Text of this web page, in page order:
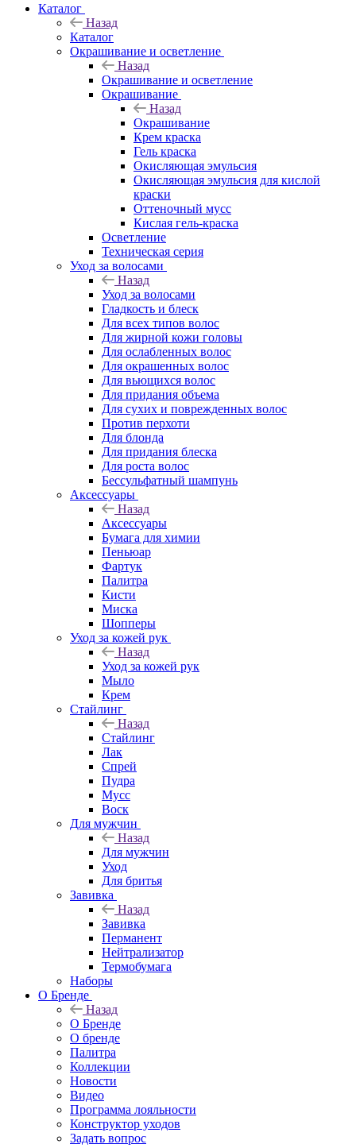
Каталог
Назад
Каталог
Окрашивание и осветление
Назад
Окрашивание и осветление
Окрашивание
Назад
Окрашивание
Крем краска
Гель краска
Окисляющая эмульсия
Окисляющая эмульсия для кислой
краски
Оттеночный мусс
Кислая гель-краска
Осветление
Техническая серия
Уход за волосами
Назад
Уход за волосами
Гладкость и блеск
Для всех типов волос
Для жирной кожи головы
Для ослабленных волос
Для окрашенных волос
Для вьющихся волос
Для придания объема
Для сухих и поврежденных волос
Против перхоти
Для блонда
Для придания блеска
Для роста волос
Бессульфатный шампунь
Аксессуары
Назад
Аксессуары
Бумага для химии
Пеньюар
Фартук
Палитра
Кисти
Миска
Шопперы
Уход за кожей рук
Назад
Уход за кожей рук
Мыло
Крем
Стайлинг
Назад
Стайлинг
Лак
Спрей
Пудра
Мусс
Воск
Для мужчин
Назад
Для мужчин
Уход
Для бритья
Завивка
Назад
Завивка
Перманент
Нейтрализатор
Термобумага
Наборы
О Бренде
Назад
О Бренде
О бренде
Палитра
Коллекции
Новости
Видео
Программа лояльности
Конструктор уходов
Задать вопрос